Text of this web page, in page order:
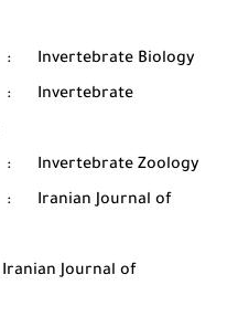
:
Invertebrate Biology
:
Invertebrate
:
Invertebrate Zoology
:
Iranian Journal of
Iranian Journal of